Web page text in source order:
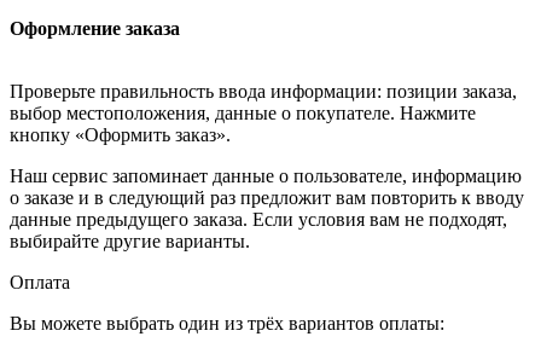
Оформление заказа
Проверьте правильность ввода информации: позиции заказа,
выбор местоположения, данные о покупателе. Нажмите
кнопку «Оформить заказ».
Наш сервис запоминает данные о пользователе, информацию
о заказе и в следующий раз предложит вам повторить к вводу
данные предыдущего заказа. Если условия вам не подходят,
выбирайте другие варианты.
Оплата
Вы можете выбрать один из трёх вариантов оплаты: